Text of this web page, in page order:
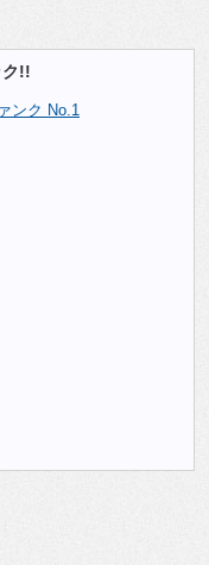
ク!!
ンク No.1